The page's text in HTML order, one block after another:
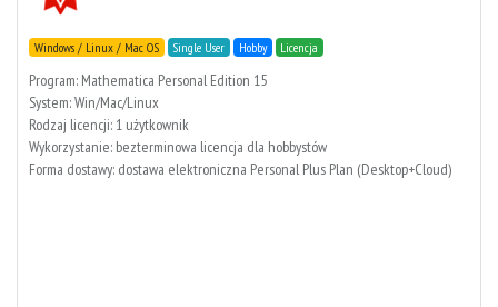
Windows / Linux / Mac OS Single User Hobby Licencja
Program: Mathematica Personal Edition 15
System: Win/Mac/Linux
Rodzaj licencji: 1 użytkownik
Wykorzystanie: bezterminowa licencja dla hobbystów
Forma dostawy: dostawa elektroniczna Personal Plus Plan (Desktop+Cloud)